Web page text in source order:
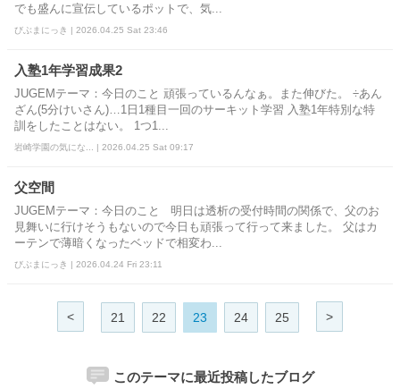
でも盛んに宣伝しているポットで、気...
びぶまにっき | 2026.04.25 Sat 23:46
入塾1年学習成果2
JUGEMテーマ：今日のこと 頑張っているんなぁ。また伸びた。 ÷あん
ざん(5分けいさん)…1日1種目一回のサーキット学習 入塾1年特別な特
訓をしたことはない。 1つ1...
岩崎学園の気にな... | 2026.04.25 Sat 09:17
父空間
JUGEMテーマ：今日のこと 明日は透析の受付時間の関係で、父のお
見舞いに行けそうもないので今日も頑張って行って来ました。 父はカ
ーテンで薄暗くなったベッドで相変わ...
びぶまにっき | 2026.04.24 Fri 23:11
< 21 22 23 24 25 >
このテーマに最近投稿したブログ